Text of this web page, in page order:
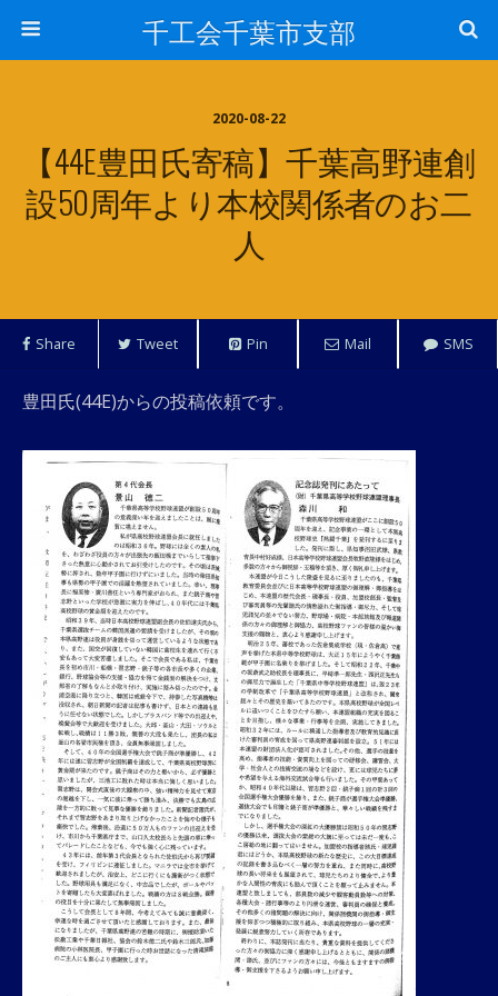
千工会千葉市支部
2020-08-22
【44E豊田氏寄稿】千葉高野連創
設50周年より本校関係者のお二
人
Share Tweet Pin Mail SMS
豊田氏(44E)からの投稿依頼です。